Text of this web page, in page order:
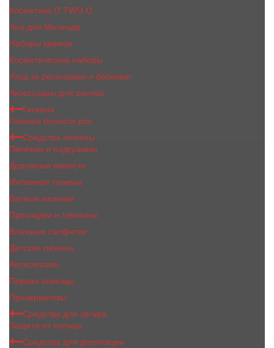
Косметика O.TWO.O
Хна для Мехенди
Наборы кремов
Косметические наборы
Уход за ресницами и бровями
Аксессуары для ресниц
Гигиена
Гигиена полости рта
Средства гигиены
Пелёнки и подгузники
Дорожные ёмкости
Интимная гигиена
Ватные палочки
Прокладки и тампоны
Влажные салфетки
Детская гигиена
Антисептики
Первая помощь
Презервативы
Средства для загара
Защита от солнца
Средства для депиляции